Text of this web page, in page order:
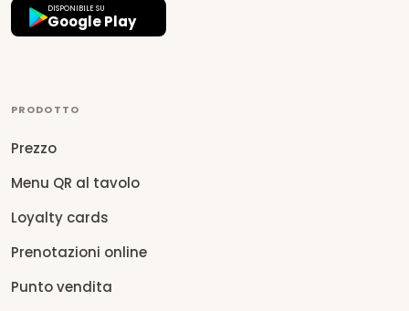
DISPONIBILE SU
Google Play
PRODOTTO
Prezzo
Menu QR al tavolo
Loyalty cards
Prenotazioni online
Punto vendita